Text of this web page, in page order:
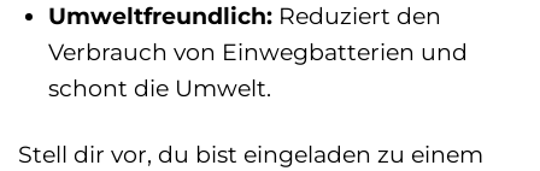
Umweltfreundlich:Reduziert den
Verbrauch von Einwegbatterien und
schont die Umwelt.
Stell dir vor, du bist eingeladen zu einem